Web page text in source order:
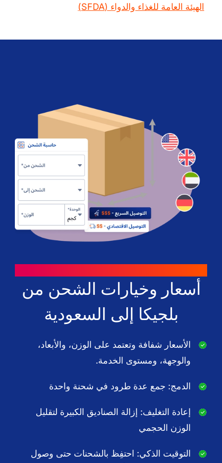
الهيئة العامة للغذاء والدواء (SFDA)
أسعار وخيارات الشحن من
بلجيكا إلى السعودية
الأسعار شفافة وتعتمد على الوزن، والأبعاد،
والوجهة، ومستوى الخدمة.
الدمج: جمع عدة طرود في شحنة واحدة
إعادة التغليف: إزالة الصناديق الكبيرة لتقليل
الوزن الحجمي
التوقيت الذكي: احتفِظ بالشحنات حتى وصول